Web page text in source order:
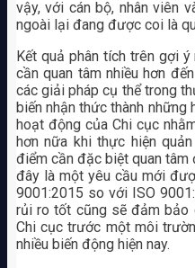
vậy, với cán bộ, nhân viên
ngoài lại đang được coi là
Kết quả phân tích trên gợi
cần quan tâm nhiều hơn
các giải pháp cụ thể trong
biến nhận thức thành những
hoạt động của Chi cục
hơn nữa khi thực hiện
điểm cần đặc biệt quan
đây là một yêu cầu mới
9001:2015 so với ISO
rủi ro tốt cũng sẽ đảm bảo
Chi cục trước một môi
nhiều biến động hiện nay.